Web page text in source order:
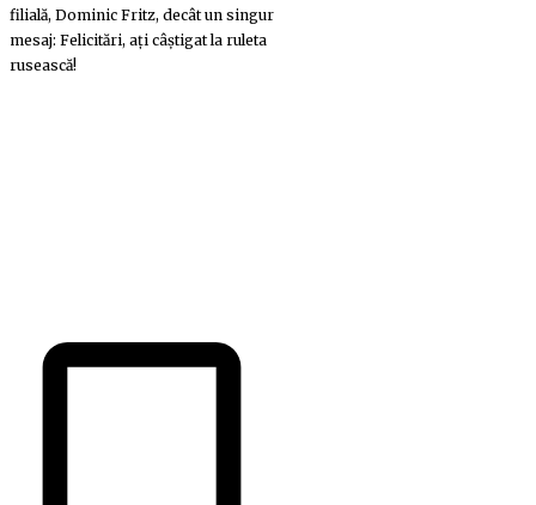
filială, Dominic Fritz, decât un singur
mesaj: Felicitări, ați câștigat la ruleta
rusească!